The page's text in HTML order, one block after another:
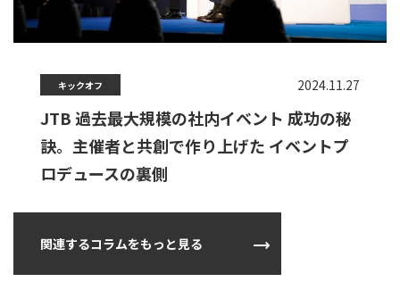
キックオフ 2024.11.27
JTB 過去最大規模の社内イベント 成功の秘
訣。主催者と共創で作り上げた イベントプ
ロデュースの裏側
関連するコラムをもっと見る